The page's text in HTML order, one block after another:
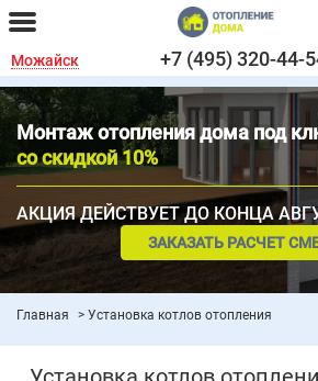
Можайск +7 (495) 320-44-
Монтаж отопления дома под
со скидкой 10%
АКЦИЯ ДЕЙСТВУЕТ ДО КОНЦА
ЗАКАЗАТЬ РАСЧЕТ
Главная Установка котлов отопления